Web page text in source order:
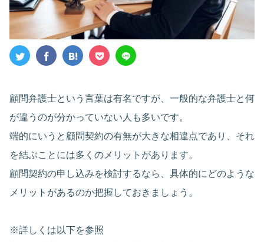
顧問弁護士という言葉は有名ですが、一般的な弁護士と何
が違うのが分かっていない人も多いです。
端的にいうと顧問契約の有無が大きな相違点であり、それ
を結ぶことには多くのメリットがあります。
顧問契約の申し込みを検討するなら、具体的にどのような
メリットがあるのか把握しておきましょう。
※詳しくは以下を参照